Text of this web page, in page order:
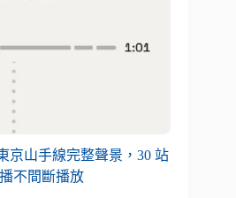
京山手線完整聲景，30 站
不間斷播放